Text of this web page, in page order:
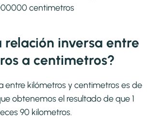
centimetros
relación inversa entre
a centimetros?
entre kilómetros y centimetros es de
obtenemos el resultado de que 1
90 kilometros.